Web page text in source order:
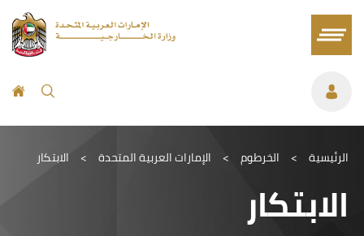
الرئيسية > الخرطوم > الإمارات العربية المتحدة > الابتكار
الابتكار